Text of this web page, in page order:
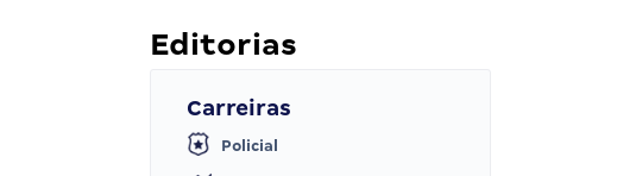
Editorias
Carreiras
Policial